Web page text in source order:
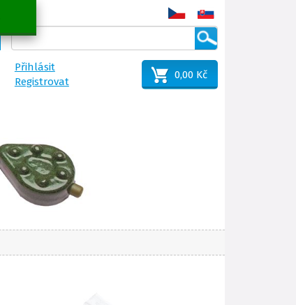
Přihlásit
Registrovat
0,00 Kč